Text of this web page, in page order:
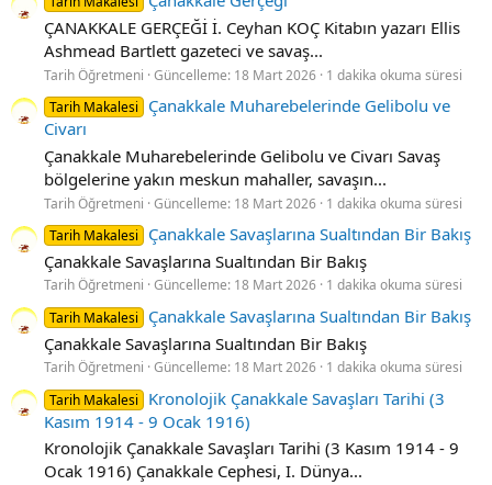
ÇANAKKALE GERÇEĞİ İ. Ceyhan KOÇ Kitabın yazarı Ellis
Ashmead Bartlett gazeteci ve savaş...
Tarih Öğretmeni Güncelleme: 18 Mart 2026 1 dakika okuma süresi
Tarih Makalesi
Çanakkale Muharebelerinde Gelibolu ve
Civarı
Çanakkale Muharebelerinde Gelibolu ve Civarı Savaş
bölgelerine yakın meskun mahaller, savaşın...
Tarih Öğretmeni Güncelleme: 18 Mart 2026 1 dakika okuma süresi
Tarih Makalesi
Çanakkale Savaşlarına Sualtından Bir Bakış
Çanakkale Savaşlarına Sualtından Bir Bakış
Tarih Öğretmeni Güncelleme: 18 Mart 2026 1 dakika okuma süresi
Tarih Makalesi
Çanakkale Savaşlarına Sualtından Bir Bakış
Çanakkale Savaşlarına Sualtından Bir Bakış
Tarih Öğretmeni Güncelleme: 18 Mart 2026 1 dakika okuma süresi
Tarih Makalesi
Kronolojik Çanakkale Savaşları Tarihi (3
Kasım 1914 - 9 Ocak 1916)
Kronolojik Çanakkale Savaşları Tarihi (3 Kasım 1914 - 9
Ocak 1916) Çanakkale Cephesi, I. Dünya...